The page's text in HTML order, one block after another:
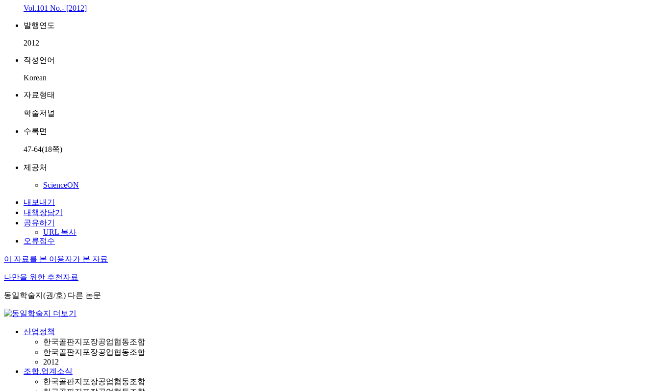
Vol.101 No.- [2012]
발행연도
2012
작성언어
Korean
자료형태
학술저널
수록면
47-64(18쪽)
제공처
ScienceON
내보내기
내책장담기
공유하기
URL 복사
오류접수
이 자료를 본 이용자가 본 자료
나만을 위한 추천자료
동일학술지(권/호) 다른 논문
산업정책
한국골판지포장공업협동조합
한국골판지포장공업협동조합
2012
조합.업계소식
한국골판지포장공업협동조합